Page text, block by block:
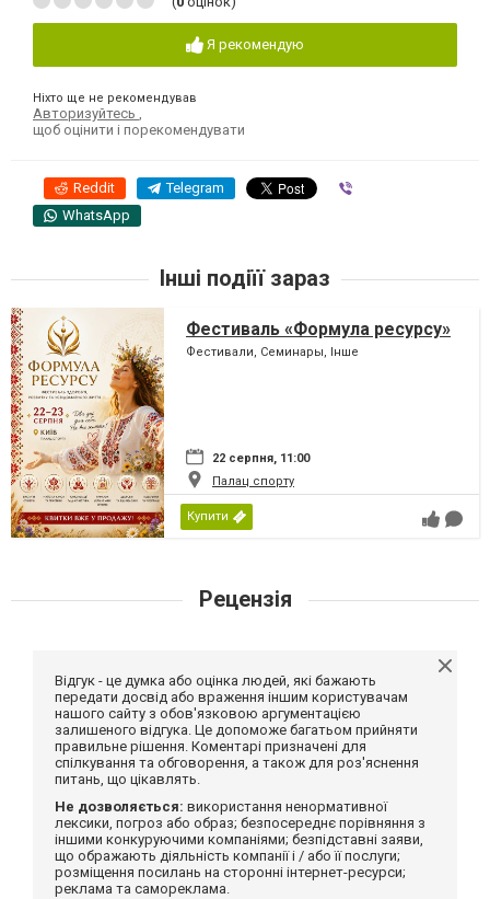
Я рекомендую
Ніхто ще не рекомендував
Авторизуйтесь ,
щоб оцінити і порекомендувати
Reddit Telegram
WhatsApp
Інші подіїї зараз
Фестиваль «Формула ресурсу»
Фестивали, Семинары, Інше
22 серпня, 11:00
Палац спорту
Купити
Рецензія
Відгук - це думка або оцінка людей, які бажають
передати досвід або враження іншим користувачам
нашого сайту з обов'язковою аргументацією
залишеного відгука. Це допоможе багатьом прийняти
правильне рішення. Коментарі призначені для
спілкування та обговорення, а також для роз'яснення
питань, що цікавлять.
Не дозволяється: використання ненормативної
лексики, погроз або образ; безпосереднє порівняння з
іншими конкуруючими компаніями; безпідставні заяви,
що ображають діяльність компанії і / або її послуги;
розміщення посилань на сторонні інтернет-ресурси;
реклама та самореклама.